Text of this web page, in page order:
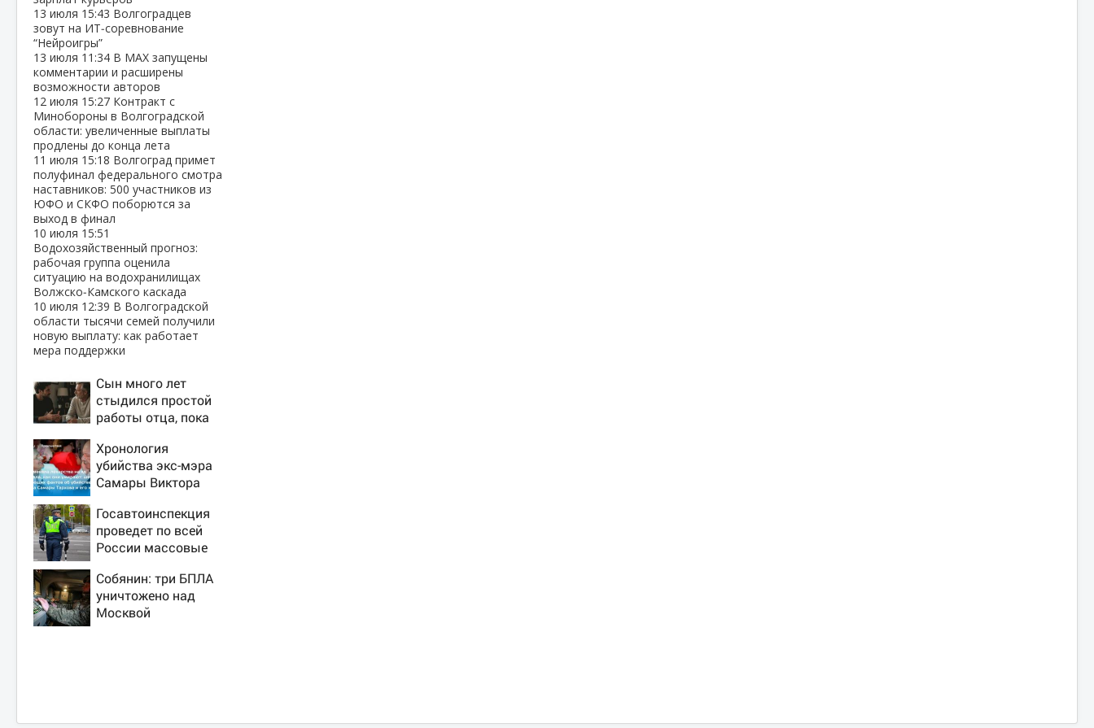
13 июля 15:43 Волгоградцев
зовут на ИТ‑соревнование
“Нейроигры”
13 июля 11:34 В МАХ запущены
комментарии и расширены
возможности авторов
12 июля 15:27 Контракт с
Минобороны в Волгоградской
области: увеличенные выплаты
продлены до конца лета
11 июля 15:18 Волгоград примет
полуфинал федерального смотра
наставников: 500 участников из
ЮФО и СКФО поборются за
выход в финал
10 июля 15:51
Водохозяйственный прогноз:
рабочая группа оценила
ситуацию на водохранилищах
Волжско‑Камского каскада
10 июля 12:39 В Волгоградской
области тысячи семей получили
новую выплату: как работает
мера поддержки
Сын много лет
стыдился простой
работы отца, пока
тот отказался от
карьеры - история
одной семьи
Хронология
убийства экс-мэра
Самары Виктора
шесть шокирующих
фактов, новые
подробности
Госавтоинспекция
проведет по всей
России массовые
Собянин: три БПЛА
уничтожено над
Москвой